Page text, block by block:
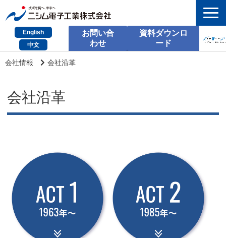
English
中文
お問い合
わせ
資料ダウンロ
ード
サポート情報
採用情報
お問い合わせ
会社情報 会社沿革
会社沿革